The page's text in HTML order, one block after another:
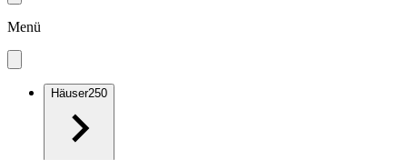
Menü
Häuser250